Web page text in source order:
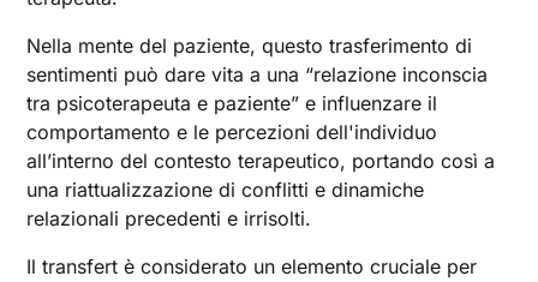
Nella mente del paziente, questo trasferimento di
sentimenti può dare vita a una “relazione inconscia
tra psicoterapeuta e paziente” e influenzare il
comportamento e le percezioni dell'individuo
all’interno del contesto terapeutico, portando così a
una riattualizzazione di conflitti e dinamiche
relazionali precedenti e irrisolti.
Il transfert è considerato un elemento cruciale per